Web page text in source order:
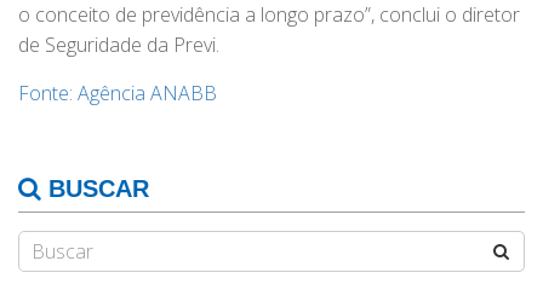
o conceito de previdência a longo prazo”, conclui o diretor
de Seguridade da Previ.
Fonte: Agência ANABB
BUSCAR